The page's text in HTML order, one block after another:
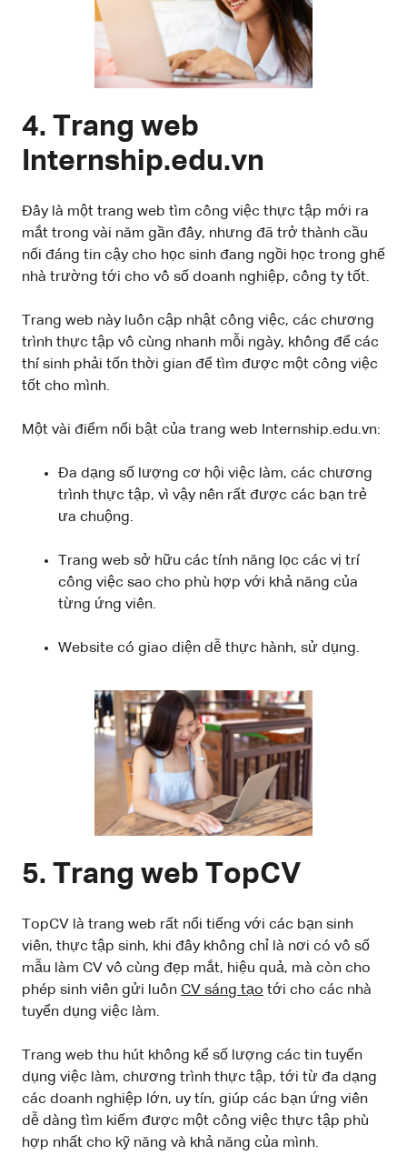
4. Trang web
Internship.edu.vn
Đây là một trang web tìm công việc thực tập mới ra
mắt trong vài năm gần đây, nhưng đã trở thành cầu
nối đáng tin cậy cho học sinh đang ngồi học trong ghế
nhà trường tới cho vô số doanh nghiệp, công ty tốt.
Trang web này luôn cập nhật công việc, các chương
trình thực tập vô cùng nhanh mỗi ngày, không để các
thí sinh phải tốn thời gian để tìm được một công việc
tốt cho mình.
Một vài điểm nổi bật của trang web Internship.edu.vn:
Đa dạng số lượng cơ hội việc làm, các chương
trình thực tập, vì vậy nên rất được các bạn trẻ
ưa chuộng.
Trang web sở hữu các tính năng lọc các vị trí
công việc sao cho phù hợp với khả năng của
từng ứng viên.
Website có giao diện dễ thực hành, sử dụng.
5. Trang web TopCV
TopCV là trang web rất nổi tiếng với các bạn sinh
viên, thực tập sinh, khi đây không chỉ là nơi có vô số
mẫu làm CV vô cùng đẹp mắt, hiệu quả, mà còn cho
phép sinh viên gửi luôn CV sáng tạo tới cho các nhà
tuyển dụng việc làm.
Trang web thu hút không kể số lượng các tin tuyển
dụng việc làm, chương trình thực tập, tới từ đa dạng
các doanh nghiệp lớn, uy tín, giúp các bạn ứng viên
dễ dàng tìm kiếm được một công việc thực tập phù
hợp nhất cho kỹ năng và khả năng của mình.